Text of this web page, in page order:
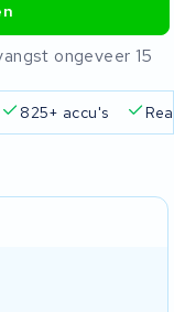
ongeveer 15
825+ accu's